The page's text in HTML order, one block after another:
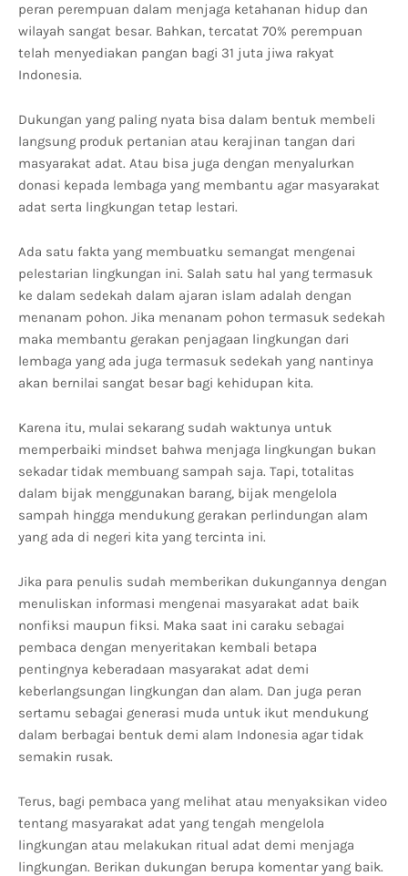
peran perempuan dalam menjaga ketahanan hidup dan
wilayah sangat besar. Bahkan, tercatat 70% perempuan
telah menyediakan pangan bagi 31 juta jiwa rakyat
Indonesia.
Dukungan yang paling nyata bisa dalam bentuk membeli
langsung produk pertanian atau kerajinan tangan dari
masyarakat adat. Atau bisa juga dengan menyalurkan
donasi kepada lembaga yang membantu agar masyarakat
adat serta lingkungan tetap lestari.
Ada satu fakta yang membuatku semangat mengenai
pelestarian lingkungan ini. Salah satu hal yang termasuk
ke dalam sedekah dalam ajaran islam adalah dengan
menanam pohon. Jika menanam pohon termasuk sedekah
maka membantu gerakan penjagaan lingkungan dari
lembaga yang ada juga termasuk sedekah yang nantinya
akan bernilai sangat besar bagi kehidupan kita.
Karena itu, mulai sekarang sudah waktunya untuk
memperbaiki mindset bahwa menjaga lingkungan bukan
sekadar tidak membuang sampah saja. Tapi, totalitas
dalam bijak menggunakan barang, bijak mengelola
sampah hingga mendukung gerakan perlindungan alam
yang ada di negeri kita yang tercinta ini.
Jika para penulis sudah memberikan dukungannya dengan
menuliskan informasi mengenai masyarakat adat baik
nonfiksi maupun fiksi. Maka saat ini caraku sebagai
pembaca dengan menyeritakan kembali betapa
pentingnya keberadaan masyarakat adat demi
keberlangsungan lingkungan dan alam. Dan juga peran
sertamu sebagai generasi muda untuk ikut mendukung
dalam berbagai bentuk demi alam Indonesia agar tidak
semakin rusak.
Terus, bagi pembaca yang melihat atau menyaksikan video
tentang masyarakat adat yang tengah mengelola
lingkungan atau melakukan ritual adat demi menjaga
lingkungan. Berikan dukungan berupa komentar yang baik.